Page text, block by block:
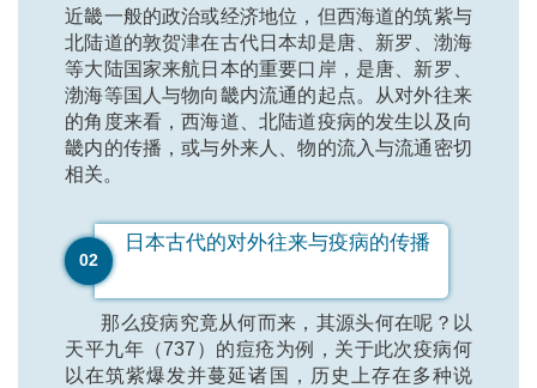
近畿一般的政治或经济地位，但西海道的筑紫与
北陆道的敦贺津在古代日本却是唐、新罗、渤海
等大陆国家来航日本的重要口岸，是唐、新罗、
渤海等国人与物向畿内流通的起点。从对外往来
的角度来看，西海道、北陆道疫病的发生以及向
畿内的传播，或与外来人、物的流入与流通密切
相关。
02
日本古代的对外往来与疫病的传播
那么疫病究竟从何而来，其源头何在呢？以
天平九年（737）的痘疮为例，关于此次疫病何
以在筑紫爆发并蔓延诸国，历史上存在多种说